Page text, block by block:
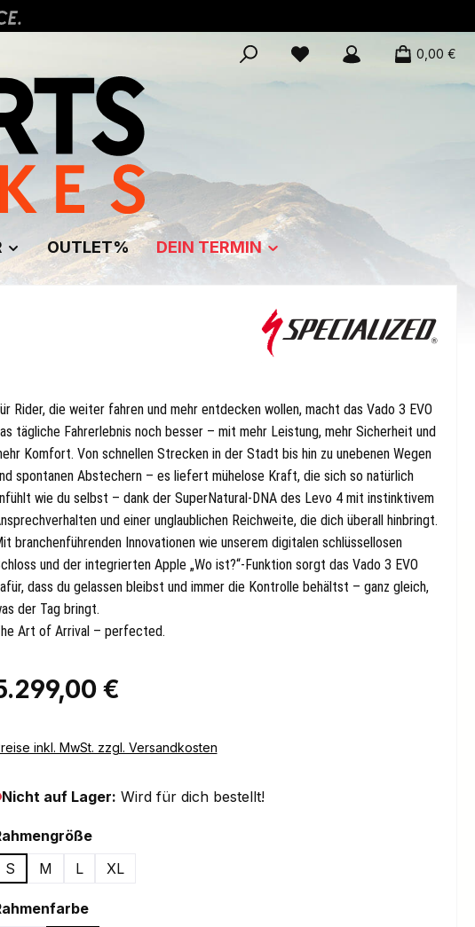
0,00 €
OUTLET% DEIN TERMIN
Rider, die weiter fahren und mehr entdecken wollen, macht das Vado 3 EVO
tägliche Fahrerlebnis noch besser – mit mehr Leistung, mehr Sicherheit und
Komfort. Von schnellen Strecken in der Stadt bis hin zu unebenen Wegen
spontanen Abstechern – es liefert mühelose Kraft, die sich so natürlich
wie du selbst – dank der SuperNatural-DNA des Levo 4 mit instinktivem
und einer unglaublichen Reichweite, die dich überall hinbringt.
branchenführenden Innovationen wie unserem digitalen schlüssellosen
und der integrierten Apple „Wo ist?“-Funktion sorgt das Vado 3 EVO
dass du gelassen bleibst und immer die Kontrolle behältst – ganz gleich,
der Tag bringt.
Art of Arrival – perfected.
Preis: €
inkl. MwSt. zzgl. Versandkosten
Nicht auf Lager: Wird für dich bestellt!
auswählen
S
M L XL
auswählen